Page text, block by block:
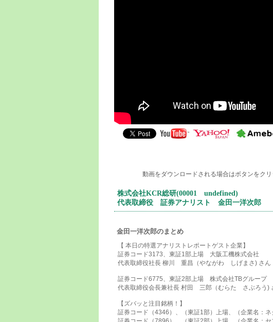
動画をダウンロードされる場合はボタンをクリ
株式会社KCR総研(00001 undefined)
代表取締役 証券アナリスト 金田一洋次郎
金田一洋次郎のまとめ
【 本日の特選アナリストレポートゲスト企業】
証券コード3173、東証1部上場 大阪工機株式会社
代表取締役社長 柳川 重昌（やながわ しげまさ) さん
証券コード6775、東証2部上場 株式会社TBグループ
代表取締役会長兼社長 村田 三郎（むらた さぶろう)
【ズバッと注目銘柄！】
証券コード（4346）、（東証1部）上場、（企業名：ネ